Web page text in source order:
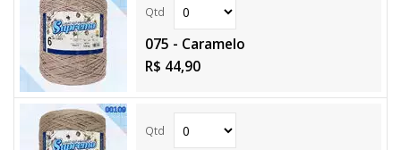
075 - Caramelo
R$ 44,90